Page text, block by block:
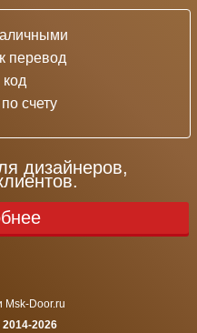
перевод
счету
дизайнеров,
Msk-Door.ru
2026